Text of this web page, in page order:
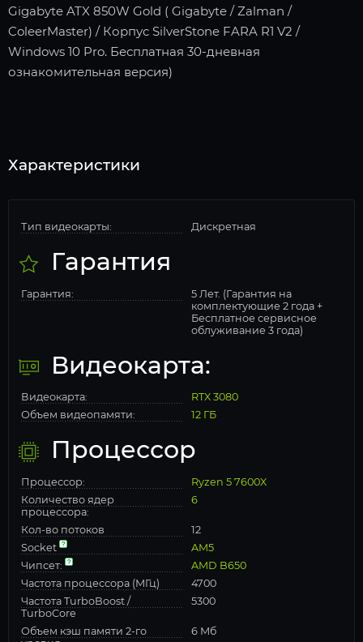
Gigabyte ATX 850W Gold ( Gigabyte / Zalman /
ColeerMaster) / Корпус SilverStone FARA R1 V2 /
Windows 10 Pro. Бесплатная 30-дневная
ознакомительная версия)
Характеристики
Тип видеокарты: Дискретная
Гарантия
Гарантия:
5 Лет. (Гарантия на
комплектующие 2 года +
Бесплатное сервисное
облуживание 3 года)
Видеокарта:
Видеокарта:
RTX 3080
Объем видеопамяти:
12 ГБ
Процессор
Процессор:
Ryzen 5 7600X
Количество ядер
процессора:
6
Кол-во потоков
12
Socket
AM5
Чипсет:
AMD B650
Частота процессора (МГц)
4700
Частота TurboBoost /
TurboCore
5300
Объем кэш памяти 2-го
6 Мб